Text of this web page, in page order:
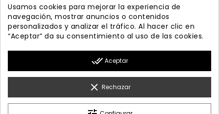
Envío gratis
PRODUCTOS 

INFORMACIÓN
Usamos cookies para mejorar la experiencia de
navegación, mostrar anuncios o contenidos
personalizados y analizar el tráfico. Al hacer clic en
“Aceptar” da su consentimiento al uso de las cookies.
done_all Aceptar
clear Rechazar